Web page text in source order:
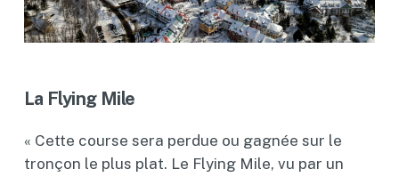
La Flying Mile
« Cette course sera perdue ou gagnée sur le
tronçon le plus plat. Le Flying Mile, vu par un